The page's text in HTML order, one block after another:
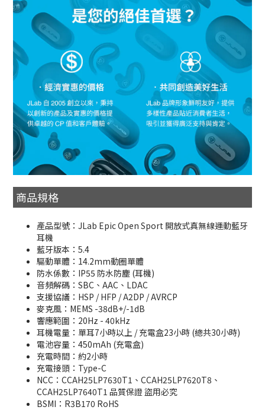
商品規格
產品型號：JLab Epic Open Sport 開放式真無線運動藍牙
耳機
藍牙版本：5.4
驅動單體：14.2mm動圈單體
防水係數：IP55 防水防塵 (耳機)
音頻解碼：SBC、AAC、LDAC
支援協議：HSP / HFP / A2DP / AVRCP
麥克風：MEMS -38dB+/-1dB
響應範圍：20Hz - 40kHz
耳機電量：單耳7小時以上 / 充電盒23小時 (總共30小時)
電池容量：450mAh (充電盒)
充電時間：約2小時
充電接頭：Type-C
NCC：CCAH25LP7630T1、CCAH25LP7620T8、
CCAH25LP7640T1 品質保證 盜用必究
BSMI：R3B170 RoHS